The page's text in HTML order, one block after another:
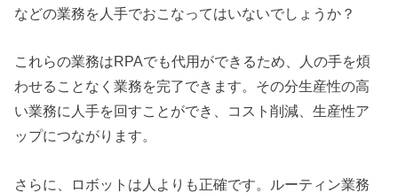
などの業務を人手でおこなってはいないでしょうか？
これらの業務はRPAでも代用ができるため、人の手を煩
わせることなく業務を完了できます。その分生産性の高
い業務に人手を回すことができ、コスト削減、生産性ア
ップにつながります。
さらに、ロボットは人よりも正確です。ルーティン業務